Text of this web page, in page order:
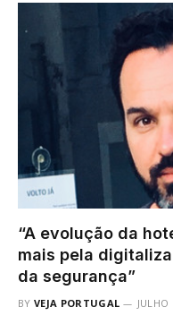
“A evolução da
mais pela
da segurança”
BY VEJA PORTUGAL JULHO